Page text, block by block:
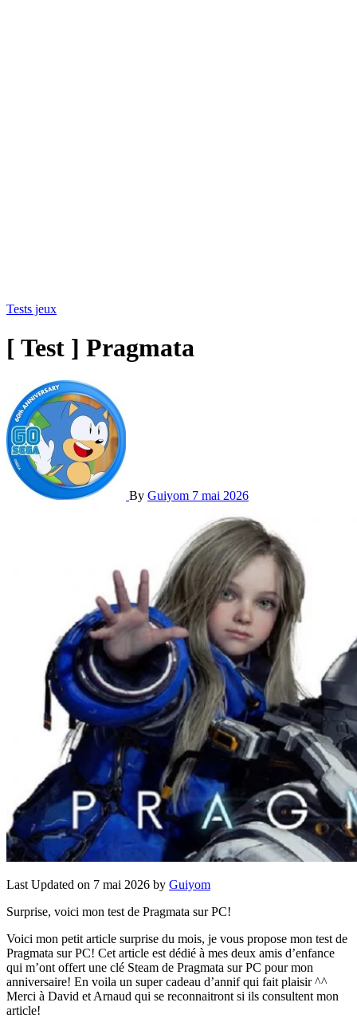
Tests jeux
[ Test ] Pragmata
By Guiyom 7 mai 2026
Last Updated on 7 mai 2026 by Guiyom
Surprise, voici mon test de Pragmata sur PC!
Voici mon petit article surprise du mois, je vous propose mon test de
Pragmata sur PC! Cet article est dédié à mes deux amis d’enfance
qui m’ont offert une clé Steam de Pragmata sur PC pour mon
anniversaire! En voila un super cadeau d’annif qui fait plaisir ^^
Merci à David et Arnaud qui se reconnaitront si ils consultent mon
article!